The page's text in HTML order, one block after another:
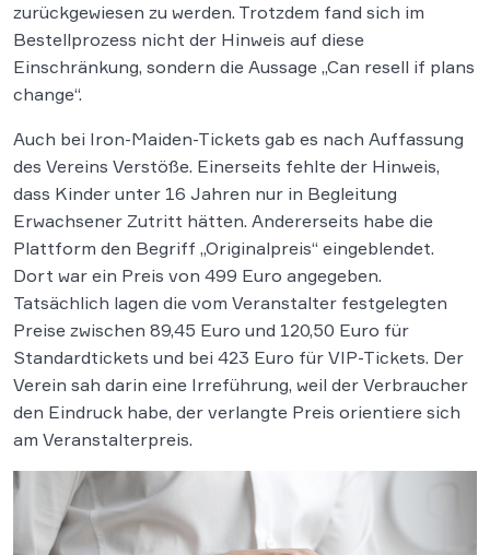
zurückgewiesen zu werden. Trotzdem fand sich im
Bestellprozess nicht der Hinweis auf diese
Einschränkung, sondern die Aussage „Can resell if plans
change“.
Auch bei Iron-Maiden-Tickets gab es nach Auffassung
des Vereins Verstöße. Einerseits fehlte der Hinweis,
dass Kinder unter 16 Jahren nur in Begleitung
Erwachsener Zutritt hätten. Andererseits habe die
Plattform den Begriff „Originalpreis“ eingeblendet.
Dort war ein Preis von 499 Euro angegeben.
Tatsächlich lagen die vom Veranstalter festgelegten
Preise zwischen 89,45 Euro und 120,50 Euro für
Standardtickets und bei 423 Euro für VIP-Tickets. Der
Verein sah darin eine Irreführung, weil der Verbraucher
den Eindruck habe, der verlangte Preis orientiere sich
am Veranstalterpreis.